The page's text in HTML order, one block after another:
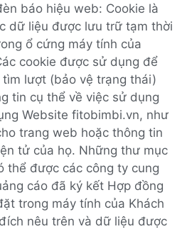
báo hiệu web: Cookie là
dữ liệu được lưu trữ tạm thời
ổ cứng máy tính của
cookie được sử dụng để
tìm lượt (bảo vệ trạng thái)
tin cụ thể về việc sử dụng
Website fitobimbi.vn, như
trang web hoặc thông tin
tử của họ. Những thư mục
thể được các công ty cung
cáo đã ký kết Hợp đồng
trong máy tính của Khách
nêu trên và dữ liệu được